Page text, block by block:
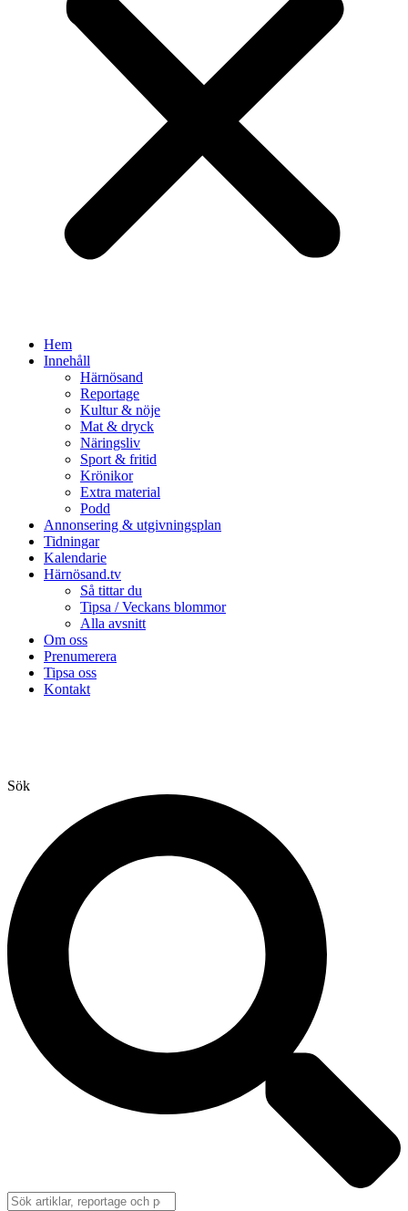
Hem
Innehåll
Härnösand
Reportage
Kultur & nöje
Mat & dryck
Näringsliv
Sport & fritid
Krönikor
Extra material
Podd
Annonsering & utgivningsplan
Tidningar
Kalendarie
Härnösand.tv
Så tittar du
Tipsa / Veckans blommor
Alla avsnitt
Om oss
Prenumerera
Tipsa oss
Kontakt
Sök